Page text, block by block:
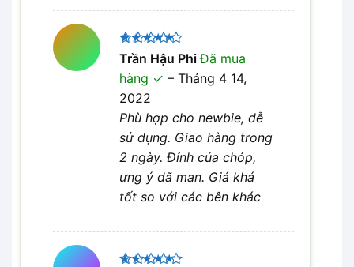
Được xếp
hạng
5
sao
Trần Hậu PhiĐã mua
hàng
– Tháng 4 14,
2022
Phù hợp cho newbie, dễ
sử dụng. Giao hàng trong
2 ngày. Đỉnh của chóp,
ưng ý dã man. Giá khá
tốt so với các bên khác